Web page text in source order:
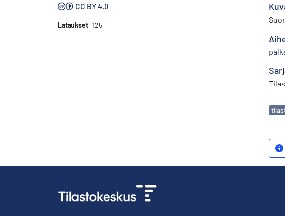
CC BY 4.0
Lataukset 125